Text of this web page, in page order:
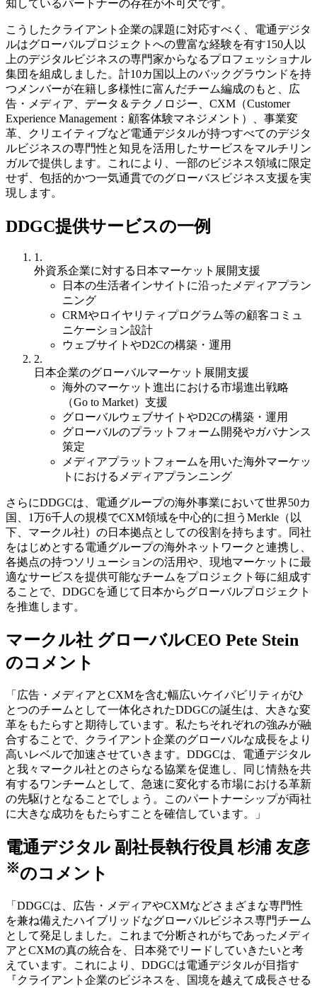
知しているパートナーの存在が不可欠です。
こうしたクライアント企業の課題に対応すべく、電通デジタ
ルはグローバルプロジェクトへの豊富な経験を有す150人以
上のデジタルビジネスの専門家からなるプロフェッショナル
集団を組成しました。計10カ国以上のバックグラウンドを持
つメンバーが在籍し多様性に富んだチーム編成のもと、広
告・メディア、データ＆テクノロジー、CXM（Customer
Experience Management：顧客体験マネジメント）、事業変
革、クリエイティブなど電通デジタルが持つすべてのデジタ
ルビジネスの専門性と知見を活用したサービスをマルチリン
ガルで提供します。これにより、一部のビジネス領域に限定
せず、包括的かつ一気通貫でのグローバスビジネス支援を実
現します。
DDGC提供サービスの一例
1.
外資系企業に対する日本マーケット展開支援
日本の生活者インサイトに沿ったメディアプラン
ニング
CRMやロイヤリティプログラム等の顧客コミュ
ニケーション設計
ウェブサイトやD2Cの構築・運用
2.
日本企業のグローバルマーケット展開支援
海外のマーケット進出における市場進出戦略
（Go to Market）支援
グローバルウェブサイトやD2Cの構築・運用
グローバルのプラットフォーム開発やガバナンス
策定
メディアプラットフォームを用いた海外マーケッ
トにおけるメディアプランニング
さらにDDGCは、電通グループの海外事業において世界50カ
国、1万6千人の規模でCXM領域を中心的に担うMerkle（以
下、マークル社）の日本拠点としての役割を持ちます。同社
をはじめとする電通グループの海外ネットワークと連携し、
各拠点の持つソリューションの活用や、現地マーケットに最
適なサービスを提供可能なチームをプロジェクト毎に組成す
ることで、DDGCを通じて日本からグローバルプロジェクト
を推進します。
マークル社 グローバルCEO Pete Stein
のコメント
「広告・メディアとCXMを含む幅広いケイパビリティがひ
とつのチームとして一体化されたDDGCの誕生は、大きな変
革をもたらすと期待しています。私たちそれぞれの強みが融
合することで、クライアント企業のグローバルな成長をより
高いレベルで加速させていきます。DDGCは、電通デジタル
と我々マークル社とのさらなる協業を促進し、同じ情熱を共
有するワンチームとして、急速に変化する市場における革新
の先駆けとなることでしょう。このパートナーシップが両社
に大きな成功をもたらすことを確信しています。」
電通デジタル 副社長執行役員 杉浦 友彦
※のコメント
「DDGCは、広告・メディアやCXMなどさまざまな専門性
を兼ね備えたハイブリッドなグローバルビジネス専門チーム
として発足しました。これまで分断されがちであったメディ
アとCXMの真の統合を、日本発でリードしていきたいと考
えています。これにより、DDGCは電通デジタルが目指す
『クライアント企業のビジネスを、国境を越えて成長させる